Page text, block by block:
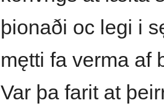
þionaði oc legi i
mętti fa verma af
Var þa farit at